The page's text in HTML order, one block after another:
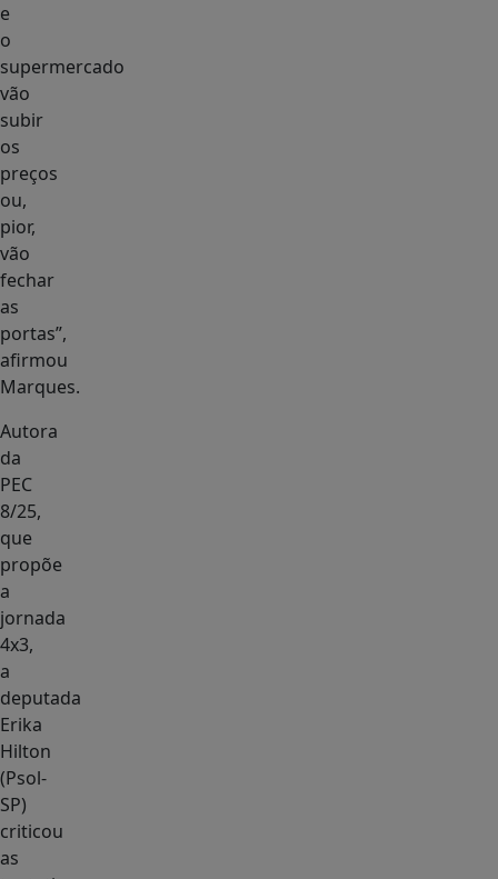
e
o
supermercado
vão
subir
os
preços
ou,
pior,
vão
fechar
as
portas”,
afirmou
Marques.
Autora
da
PEC
8/25,
que
propõe
a
jornada
4x3,
a
deputada
Erika
Hilton
(Psol-
SP)
criticou
as